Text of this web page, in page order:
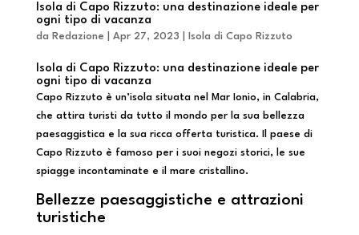
Isola di Capo Rizzuto: una destinazione ideale per
ogni tipo di vacanza
da Redazione Apr 27, 2023 Isola di Capo Rizzuto
Isola di Capo Rizzuto: una destinazione ideale per
ogni tipo di vacanza
Capo Rizzuto è un’isola situata nel Mar Ionio, in Calabria,
che attira turisti da tutto il mondo per la sua bellezza
paesaggistica e la sua ricca offerta turistica. Il paese di
Capo Rizzuto è famoso per i suoi negozi storici, le sue
spiagge incontaminate e il mare cristallino.
Bellezze paesaggistiche e attrazioni
turistiche